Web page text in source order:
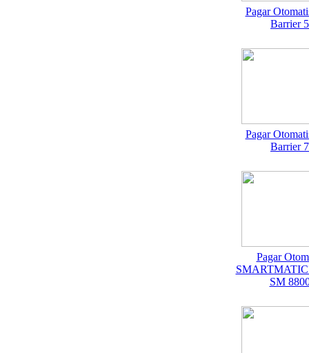
Pagar
Barrier 5
Pagar
Barrier 7
Pagar
SM